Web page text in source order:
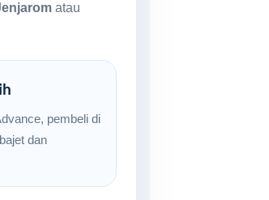
atau
pembeli di
dan